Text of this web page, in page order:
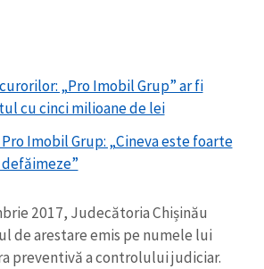
„Pro Imobil Grup” ar fi
cu cinci milioane de lei
Imobil Grup: „Cineva este foarte
2017, Judecătoria Chișinău
de arestare emis pe numele lui
preventivă a controlului judiciar.